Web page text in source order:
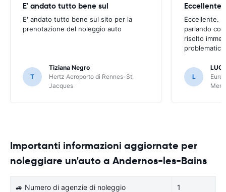
E' andato tutto bene sul
E' andato tutto bene sul sito per la
prenotazione del noleggio auto
T
Tiziana Negro
Hertz Aeroporto di Rennes-St.
Jacques
Eccellente.
parlando
risolto
L
Importanti informazioni aggiornate per
noleggiare un'auto a Andernos-les-Bains
🚙 Numero di agenzie di noleggio 1